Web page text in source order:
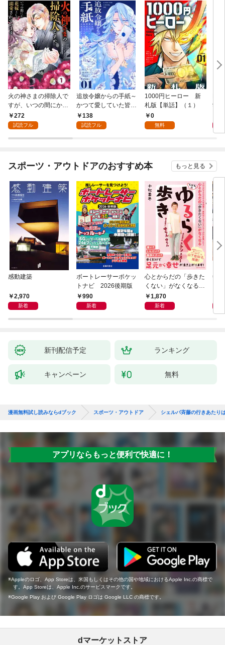
火の神さまの掃除人で
すが、いつの間にか花
嫁として溺愛されてい
ます【単話】（１）
272
試読フル
追放令嬢からの手紙～
かつて愛していた皆さ
まへ 私のことなどお忘
れですか？～【単話】
138
試読フル
1000円ヒーロー 新
札版【単話】（１）
0
無料
9.5
スポーツ・アウトドアのおすすめ本 もっと見る
感動建築
2,970
新着
ボートレーサーポケッ
トナビ 2026後期版
990
新着
心とからだの「歩きた
くない」がなくなる
らせん流 ゆるらく歩
き
1,870
新着
剣
新刊配信予定 ランキング
キャンペーン 無料
漫画無料試し読みならdブック スポーツ・アウトドア シェルパ斉藤の行きあたり
アプリならもっと便利で快適に！
Appleのロゴ、App Storeは、米国もしくはその他の国や地域におけるApple Inc.の商標で
す。App Storeは、Apple Inc.のサービスマークです。
Google Play および Google Play ロゴは Google LLC の商標です。
dマーケットストア